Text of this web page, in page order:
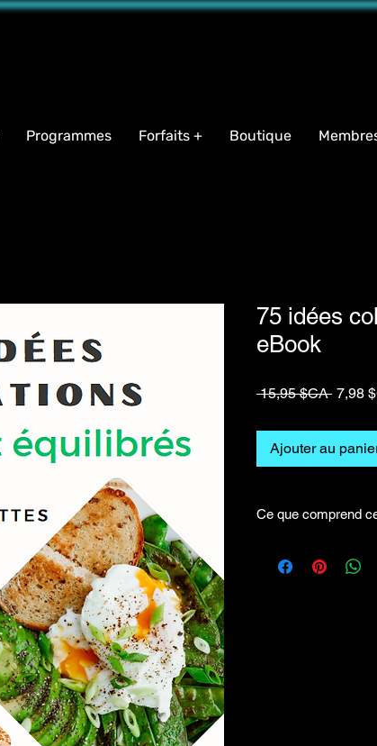
Programmes Forfaits + Boutique
75 idées
eBook
15,95 $CA Prix
7,98
Ajouter au
Ce que comprend
énergie et ton tonus.